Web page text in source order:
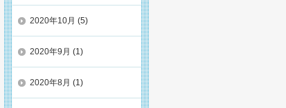
2020年10月 (5)
2020年9月 (1)
2020年8月 (1)